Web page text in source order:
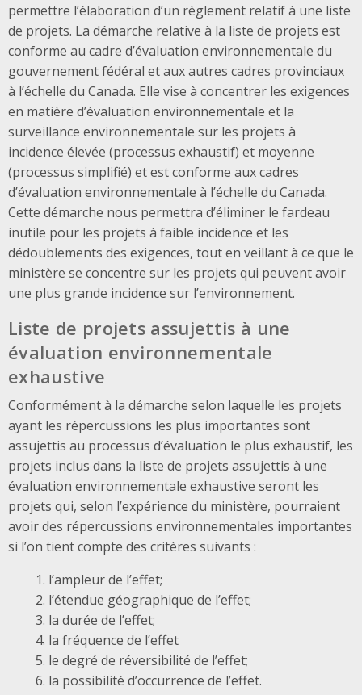
permettre l’élaboration d’un règlement relatif à une liste
de projets. La démarche relative à la liste de projets est
conforme au cadre d’évaluation environnementale du
gouvernement fédéral et aux autres cadres provinciaux
à l’échelle du Canada. Elle vise à concentrer les exigences
en matière d’évaluation environnementale et la
surveillance environnementale sur les projets à
incidence élevée (processus exhaustif) et moyenne
(processus simplifié) et est conforme aux cadres
d’évaluation environnementale à l’échelle du Canada.
Cette démarche nous permettra d’éliminer le fardeau
inutile pour les projets à faible incidence et les
dédoublements des exigences, tout en veillant à ce que le
ministère se concentre sur les projets qui peuvent avoir
une plus grande incidence sur l’environnement.
Liste de projets assujettis à une
évaluation environnementale
exhaustive
Conformément à la démarche selon laquelle les projets
ayant les répercussions les plus importantes sont
assujettis au processus d’évaluation le plus exhaustif, les
projets inclus dans la liste de projets assujettis à une
évaluation environnementale exhaustive seront les
projets qui, selon l’expérience du ministère, pourraient
avoir des répercussions environnementales importantes
si l’on tient compte des critères suivants :
l’ampleur de l’effet;
l’étendue géographique de l’effet;
la durée de l’effet;
la fréquence de l’effet
le degré de réversibilité de l’effet;
la possibilité d’occurrence de l’effet.